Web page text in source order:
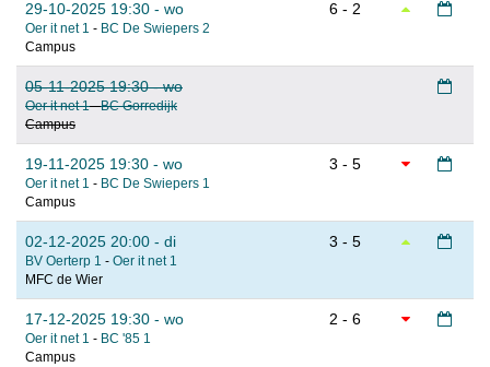
29-10-2025 19:30 - wo
Oer it net 1 - BC De Swiepers 2
Campus
6 - 2
05-11-2025 19:30 - wo
Oer it net 1-BC Gorredijk
Campus
19-11-2025 19:30 - wo
Oer it net 1 - BC De Swiepers 1
Campus
3 - 5
02-12-2025 20:00 - di
BV Oerterp 1 - Oer it net 1
MFC de Wier
3 - 5
17-12-2025 19:30 - wo
Oer it net 1 - BC '85 1
Campus
2 - 6